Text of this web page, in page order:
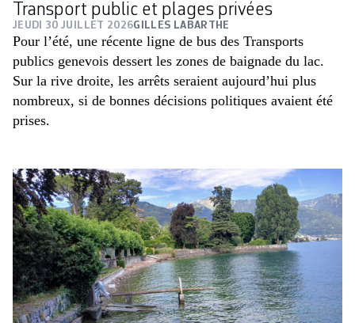
Transport public et plages privées
JEUDI 30 JUILLET 2026GILLES LABARTHE
Pour l’été, une récente ligne de bus des Transports
publics genevois dessert les zones de baignade du lac.
Sur la rive droite, les arrêts seraient aujourd’hui plus
nombreux, si de bonnes décisions politiques avaient été
prises.